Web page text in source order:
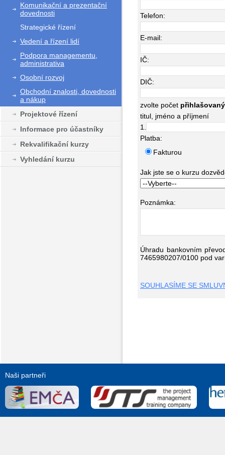
Komunikační a prezentační
dovednosti
Strategické řízení
Vedení a řízení lidí
Podpora managementu,
administrativa
Osobní rozvoj
Obchodní znalosti, dovednosti
a nákup
Projektové řízení
Informace pro účastníky
Rekvalifikační kurzy
Vyhledání kurzu
Telefon:
E-mail:
IČ:
DIČ:
zvolte počet
titul, jméno a příjmení
1.
Platba:
Fakturou
Jak jste se o kurzu
Poznámka:
Úhradu bankovním
7465980207/0100 pod
SOUHLASÍME SE
Naši partneři